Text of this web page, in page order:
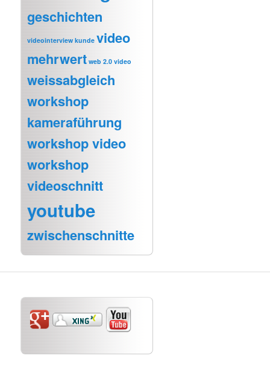
geschichten
videointerview kunde video
mehrwert web 2.0 video
weissabgleich
workshop
kameraführung
workshop video
workshop
videoschnitt
youtube
zwischenschnitte